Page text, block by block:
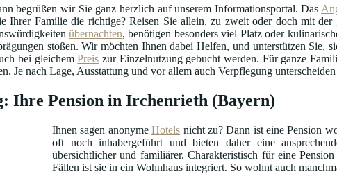
begrüßen wir Sie ganz herzlich auf unserem Informationsportal. Das
Ihrer Familie die richtige? Reisen Sie allein, zu zweit oder doch mit
übernachten, benötigen besonders viel Platz oder
stoßen. Wir möchten Ihnen dabei Helfen, und unterstützen Sie,
bei gleichemPreis zur Einzelnutzung gebucht werden. Für ganze
Je nach Lage, Ausstattung und vor allem auch Verpflegung
Ihre Pension in Irchenrieth (Bayern)
Ihnen sagen anonymeHotels nicht zu? Dann ist eine Pension
oft noch inhabergeführt und bieten daher eine
übersichtlicher und familiärer. Charakteristisch für eine
Fällen ist sie in ein Wohnhaus integriert. So wohnt auch